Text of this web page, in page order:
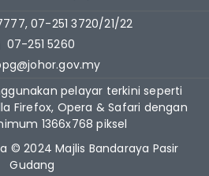
07-251 3720/21/22
07-251 5260
pelayar terkini seperti
Firefox, Opera & Safari dengan
1366x768 piksel
© 2024 Majlis Bandaraya Pasir
Gudang